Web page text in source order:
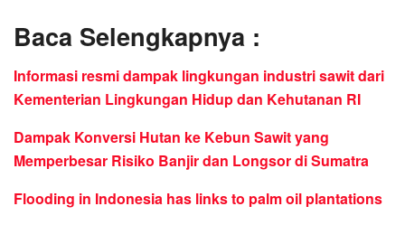
Baca Selengkapnya :
Informasi resmi dampak lingkungan industri sawit dari
Kementerian Lingkungan Hidup dan Kehutanan RI
Dampak Konversi Hutan ke Kebun Sawit yang
Memperbesar Risiko Banjir dan Longsor di Sumatra
Flooding in Indonesia has links to palm oil plantations